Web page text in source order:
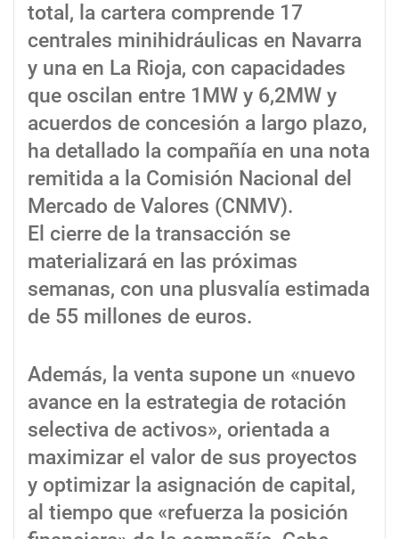
total, la cartera comprende 17
centrales minihidráulicas en Navarra
y una en La Rioja, con capacidades
que oscilan entre 1MW y 6,2MW y
acuerdos de concesión a largo plazo,
ha detallado la compañía en una nota
remitida a la Comisión Nacional del
Mercado de Valores (CNMV).
El cierre de la transacción se
materializará en las próximas
semanas, con una plusvalía estimada
de 55 millones de euros.
Además, la venta supone un «nuevo
avance en la estrategia de rotación
selectiva de activos», orientada a
maximizar el valor de sus proyectos
y optimizar la asignación de capital,
al tiempo que «refuerza la posición